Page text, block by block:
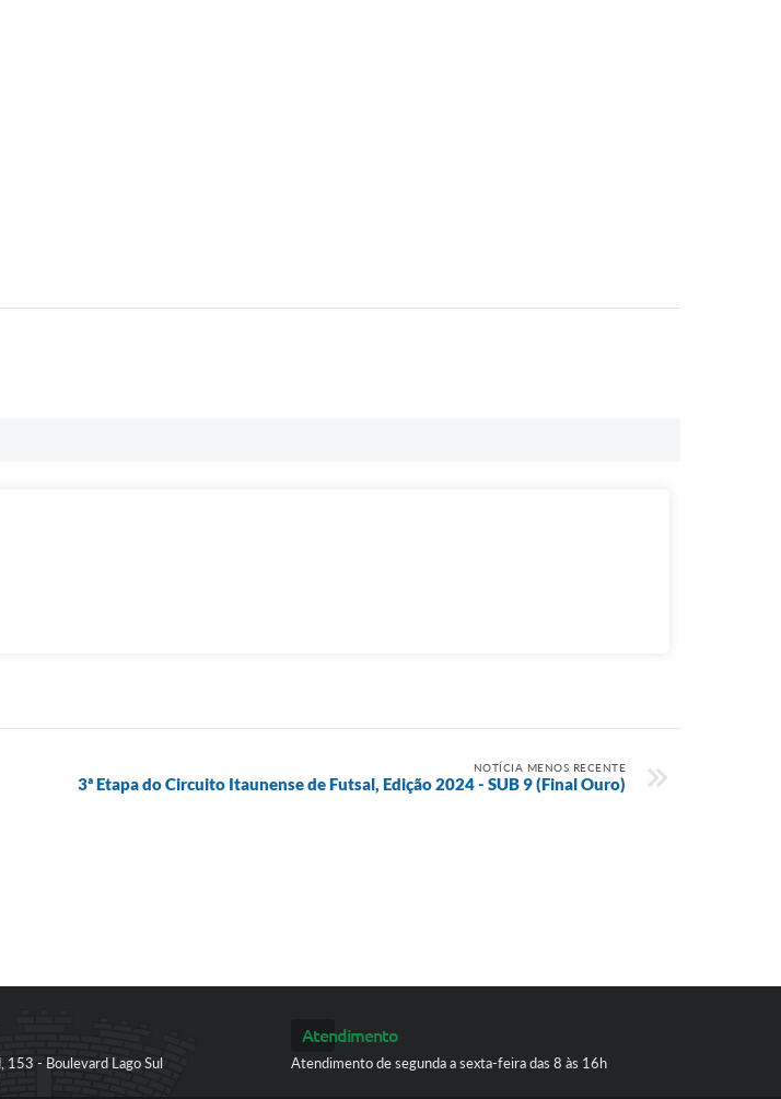
NOTÍCIA MENOS RECENTE
3ª Etapa do Circuito Itaunense de Futsal, Edição 2024 - SUB 9 (Final Ouro)
153 - Boulevard Lago Sul
Atendimento
Atendimento de segunda a sexta-feira das 8 às 16h